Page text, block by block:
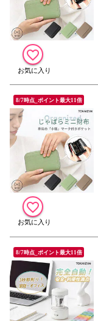
8/7時点_ポイント最大11倍
8/7時点_ポイント最大11倍